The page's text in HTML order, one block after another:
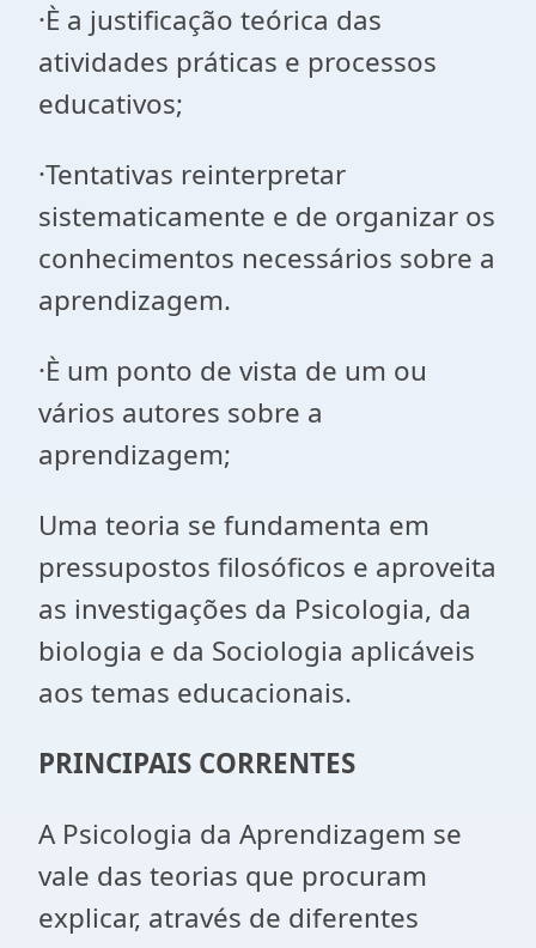
·È a justificação teórica das
atividades práticas e processos
educativos;
·Tentativas reinterpretar
sistematicamente e de organizar os
conhecimentos necessários sobre a
aprendizagem.
·È um ponto de vista de um ou
vários autores sobre a
aprendizagem;
Uma teoria se fundamenta em
pressupostos filosóficos e aproveita
as investigações da Psicologia, da
biologia e da Sociologia aplicáveis
aos temas educacionais.
PRINCIPAIS CORRENTES
A Psicologia da Aprendizagem se
vale das teorias que procuram
explicar, através de diferentes